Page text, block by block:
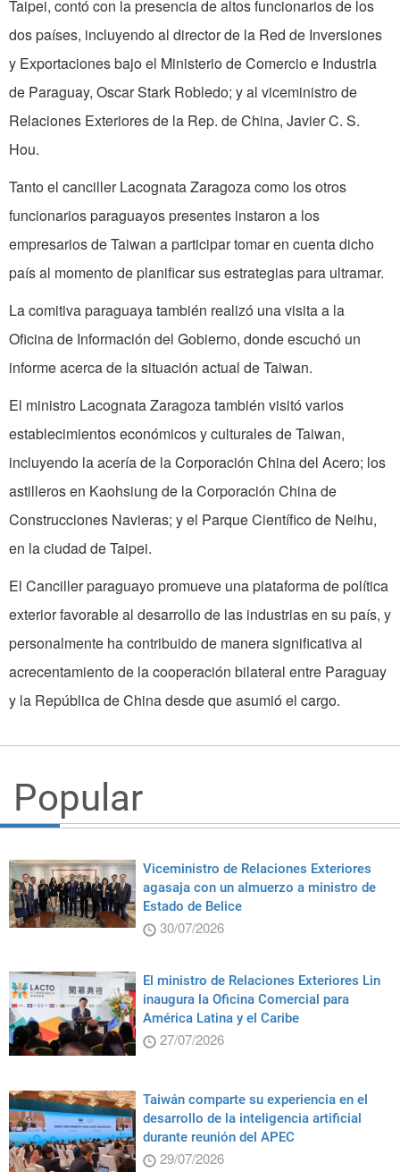
Taipei, contó con la presencia de altos funcionarios de los
dos países, incluyendo al director de la Red de Inversiones
y Exportaciones bajo el Ministerio de Comercio e Industria
de Paraguay, Oscar Stark Robledo; y al viceministro de
Relaciones Exteriores de la Rep. de China, Javier C. S.
Hou.
Tanto el canciller Lacognata Zaragozacomo los otros
funcionarios paraguayos presentes instaron a los
empresarios deTaiwan a participar tomar en cuenta dicho
país al momento de planificar sus estrategias para ultramar.
La comitiva paraguaya también realizó una visita a la
Oficinade Información del Gobierno, donde escuchó un
informe acerca de la situación actual de Taiwan.
El ministro Lacognata Zaragoza también visitó varios
establecimientos económicos y culturales de Taiwan,
incluyendo la acería de la Corporación Chinadel Acero; los
astilleros en Kaohsiung de la Corporación Chinade
Construcciones Navieras; y el Parque Científico de Neihu,
en la ciudad de Taipei.
El Canciller paraguayo promueve una plataforma de política
exterior favorable al desarrollo de las industrias en su país, y
personalmente ha contribuido de manera significativa al
acrecentamiento de la cooperación bilateral entre Paraguay
y la Repúblicade China desde que asumió el cargo.
Popular
Viceministro de Relaciones Exteriores
agasaja con un almuerzo a ministro de
Estado de Belice
30/07/2026
El ministro de Relaciones Exteriores Lin
inaugura la Oficina Comercial para
América Latina y el Caribe
27/07/2026
Taiwán comparte su experiencia en el
desarrollo de la inteligencia artificial
durante reunión del APEC
29/07/2026